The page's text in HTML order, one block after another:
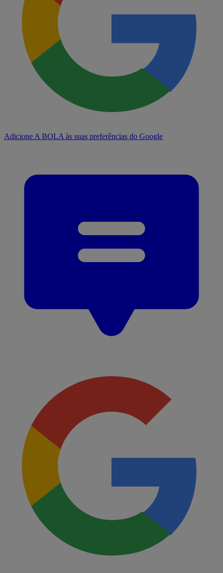
Adicione A BOLA às suas preferências do Google